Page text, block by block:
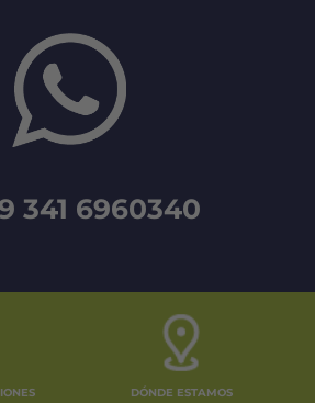
341 6960340
DÓNDE ESTAMOS